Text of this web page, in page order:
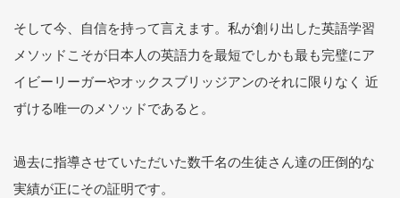
そして今、自信を持って言えます。私が創り出した英語学習
メソッドこそが日本人の英語力を最短でしかも最も完璧にア
イビーリーガーやオックスブリッジアンのそれに限りなく 近
ずける唯一のメソッドであると。
過去に指導させていただいた数千名の生徒さん達の圧倒的な
実績が正にその証明です。